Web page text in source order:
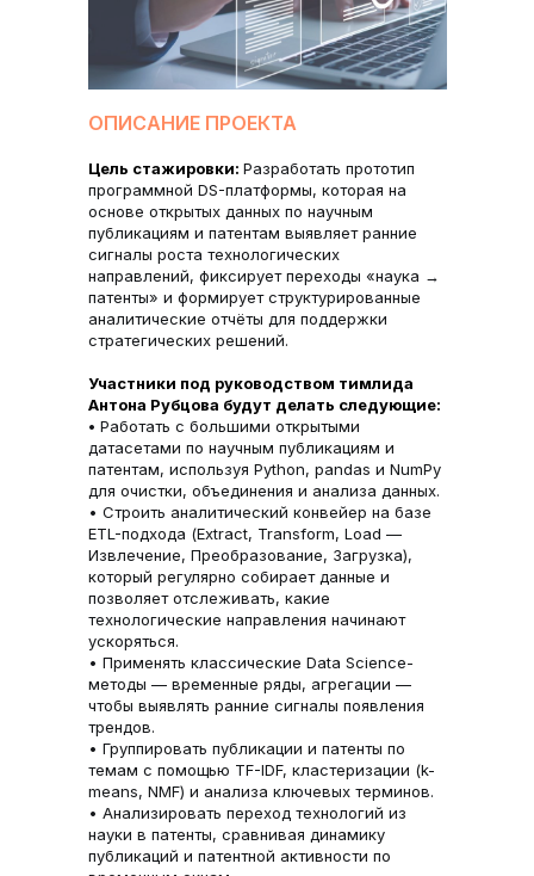
ОПИСАНИЕ ПРОЕКТА
Цель стажировки: Разработать прототип
программной DS-платформы, которая на
основе открытых данных по научным
публикациям и патентам выявляет ранние
сигналы роста технологических
направлений, фиксирует переходы «наука →
патенты» и формирует структурированные
аналитические отчёты для поддержки
стратегических решений.
Участники под руководством тимлида
Антона Рубцова будут делать следующие:
• Работать с большими открытыми
датасетами по научным публикациям и
патентам, используя Python, pandas и NumPy
для очистки, объединения и анализа данных.
• Строить аналитический конвейер на базе
ETL-подхода (Extract, Transform, Load —
Извлечение, Преобразование, Загрузка),
который регулярно собирает данные и
позволяет отслеживать, какие
технологические направления начинают
ускоряться.
• Применять классические Data Science-
методы — временные ряды, агрегации —
чтобы выявлять ранние сигналы появления
трендов.
• Группировать публикации и патенты по
темам с помощью TF-IDF, кластеризации (k-
means, NMF) и анализа ключевых терминов.
• Анализировать переход технологий из
науки в патенты, сравнивая динамику
публикаций и патентной активности по